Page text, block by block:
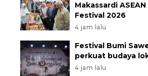
Makassardi
Festival 2026
4 jam lalu
Festival Bumi
perkuat budaya
4 jam lalu